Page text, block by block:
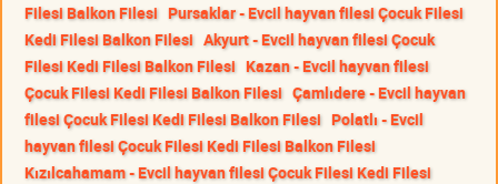
Filesi Balkon Filesi Pursaklar - Evcil hayvan filesi Çocuk Filesi
Kedi Filesi Balkon Filesi Akyurt - Evcil hayvan filesi Çocuk
Filesi Kedi Filesi Balkon Filesi Kazan - Evcil hayvan filesi
Çocuk Filesi Kedi Filesi Balkon Filesi Çamlıdere - Evcil hayvan
filesi Çocuk Filesi Kedi Filesi Balkon Filesi Polatlı - Evcil
hayvan filesi Çocuk Filesi Kedi Filesi Balkon Filesi
Kızılcahamam - Evcil hayvan filesi Çocuk Filesi Kedi Filesi